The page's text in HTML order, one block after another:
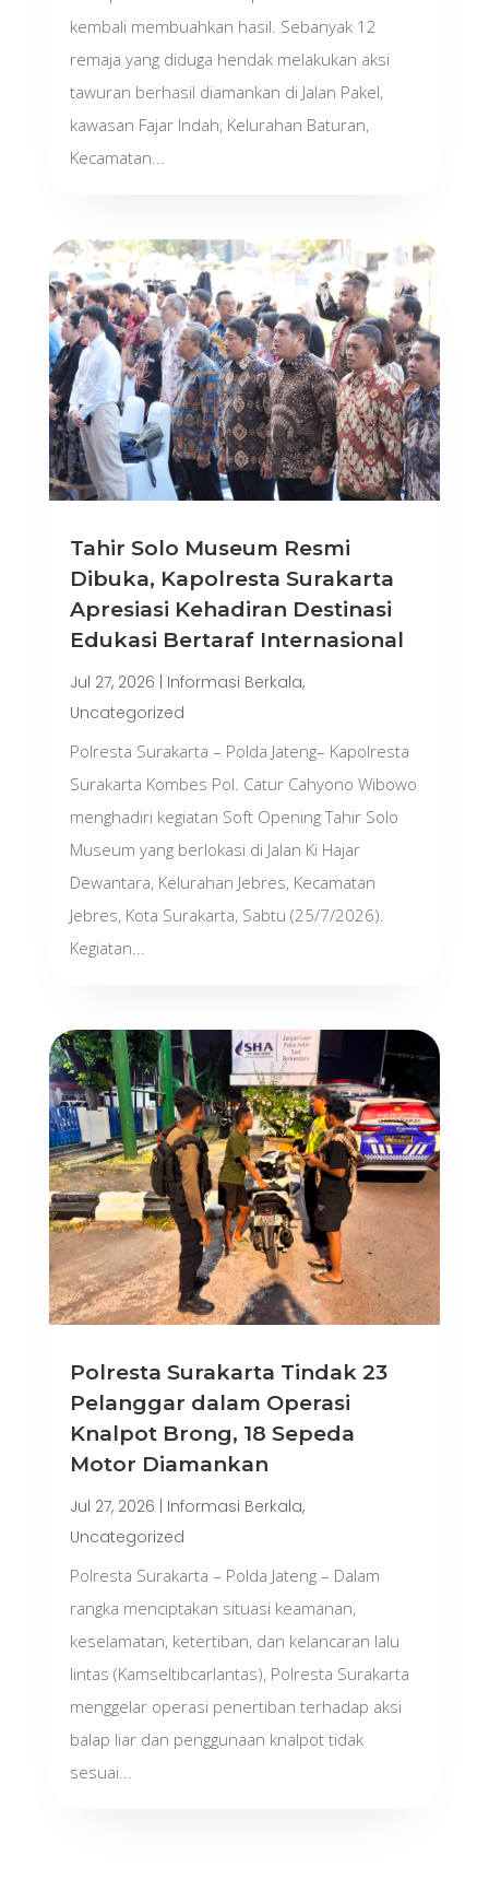
kembali membuahkan hasil. Sebanyak 12
remaja yang diduga hendak melakukan aksi
tawuran berhasil diamankan di Jalan Pakel,
kawasan Fajar Indah, Kelurahan Baturan,
Kecamatan...
Tahir Solo Museum Resmi
Dibuka, Kapolresta Surakarta
Apresiasi Kehadiran Destinasi
Edukasi Bertaraf Internasional
Jul 27, 2026 Informasi Berkala,
Uncategorized
Polresta Surakarta – Polda Jateng– Kapolresta
Surakarta Kombes Pol. Catur Cahyono Wibowo
menghadiri kegiatan Soft Opening Tahir Solo
Museum yang berlokasi di Jalan Ki Hajar
Dewantara, Kelurahan Jebres, Kecamatan
Jebres, Kota Surakarta, Sabtu (25/7/2026).
Kegiatan...
Polresta Surakarta Tindak 23
Pelanggar dalam Operasi
Knalpot Brong, 18 Sepeda
Motor Diamankan
Jul 27, 2026 | Informasi Berkala,
Uncategorized
Polresta Surakarta – Polda Jateng – Dalam
rangka menciptakan situasi keamanan,
keselamatan, ketertiban, dan kelancaran lalu
lintas (Kamseltibcarlantas), Polresta Surakarta
menggelar operasi penertiban terhadap aksi
balap liar dan penggunaan knalpot tidak
sesuai...